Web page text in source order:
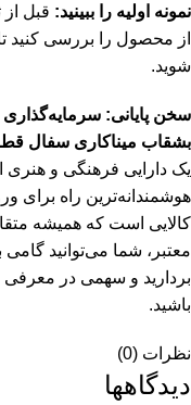
نمونه اولیه را ببینید: قبل
از محصول را بررسی کنید
شوید.
سخن پایانی:
بشقاب میناکاری سفال قطر 20
یک دارایی فرهنگی و
هوشمندانه‌ترین راه برای
کالایی است که همیشه
معتبر، شما می‌توانید
بردارید و سهمی در معرفی
باشید.
نظرات (0)
دیدگاهها